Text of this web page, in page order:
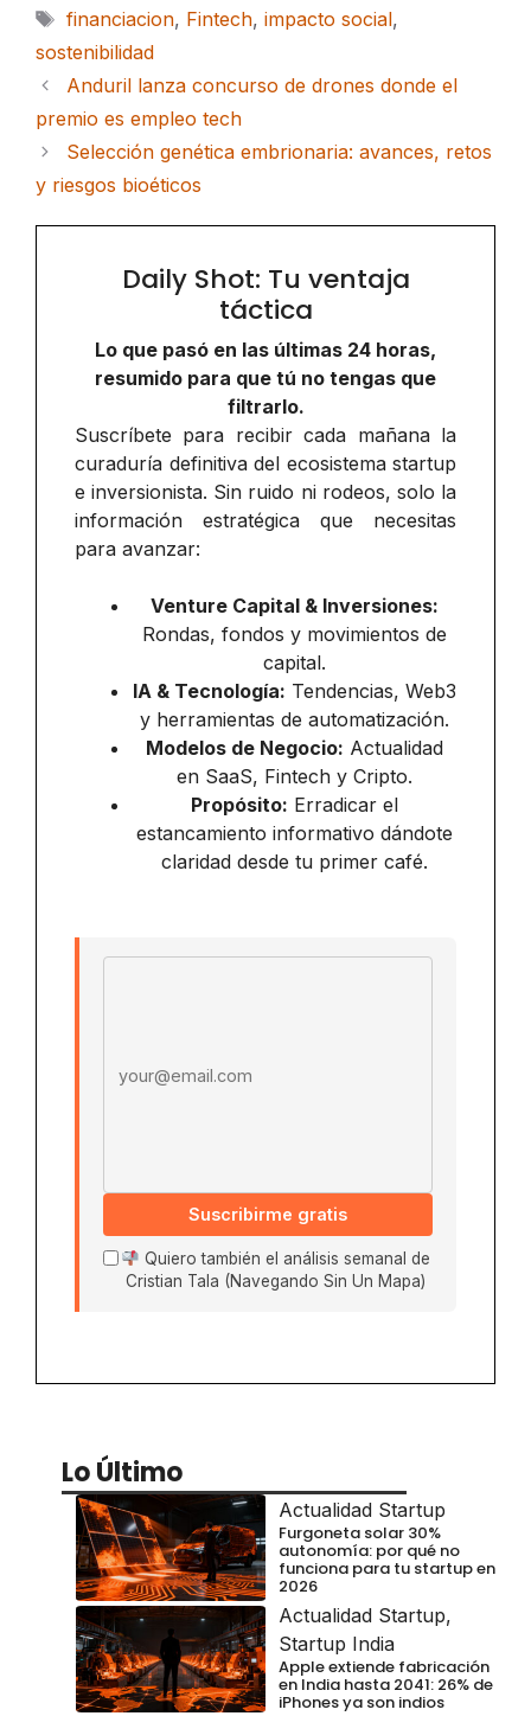
Etiquetas
financiacion, Fintech, impacto social,
sostenibilidad
Anduril lanza concurso de drones donde el
premio es empleo tech
Selección genética embrionaria: avances, retos
y riesgos bioéticos
Daily Shot: Tu ventaja
táctica
Lo que pasó en las últimas 24 horas,
resumido para que tú no tengas que
filtrarlo.
Suscríbete para recibir cada mañana la
curaduría definitiva del ecosistema startup
e inversionista. Sin ruido ni rodeos, solo la
información estratégica que necesitas
para avanzar:
Venture Capital & Inversiones:
Rondas, fondos y movimientos de
capital.
IA & Tecnología: Tendencias, Web3
y herramientas de automatización.
Modelos de Negocio: Actualidad
en SaaS, Fintech y Cripto.
Propósito: Erradicar el
estancamiento informativo dándote
claridad desde tu primer café.
Suscribirme gratis
Quiero también el análisis semanal de
Cristian Tala (Navegando Sin Un Mapa)
Lo Último
Actualidad Startup
Furgoneta solar 30%
autonomía: por qué no
funciona para tu startup en
2026
Actualidad Startup,
Startup India
Apple extiende fabricación
en India hasta 2041: 26% de
iPhones ya son indios